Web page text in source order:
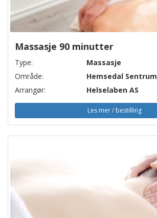
Massasje 90 minutter
Type:
Massasje
Område:
Hemsedal Sentrum
Arrangør:
Helselaben AS
Les mer / bestilling